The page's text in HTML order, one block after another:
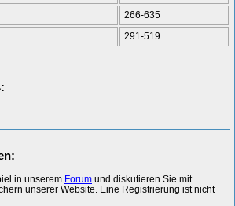
266-635
291-519
in unserem Forum und diskutieren Sie mit
unserer Website. Eine Registrierung ist nicht